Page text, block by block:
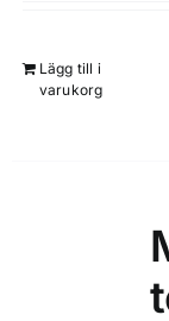
Lägg till i
varukorg